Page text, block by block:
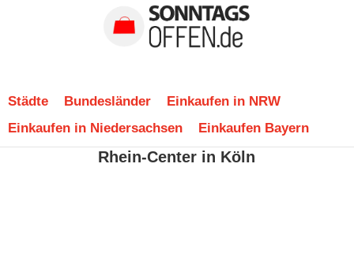
Städte Bundesländer
Einkaufen in NRW
Einkaufen in Niedersachsen
Einkaufen Bayern
Rhein-Center in Köln